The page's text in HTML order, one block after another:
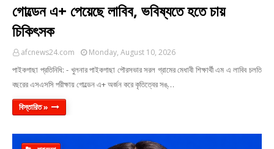
গোল্ডেন এ+ পেয়েছে লাবিব, ভবিষ্যতে হতে চায়
চিকিৎসক
afcnews24.com Monday, August 10, 2026
পাইকগাছা প্রতিনিধি: - খুলনার পাইকগাছা পৌরসভার সরল গ্রামের মেধাবী শিক্ষার্থী এম এ লাবিব চলতি
বছরের এসএসসি পরীক্ষায় গোল্ডেন এ+ অর্জন করে কৃতিত্বের সঙ্…
বিস্তারিত »